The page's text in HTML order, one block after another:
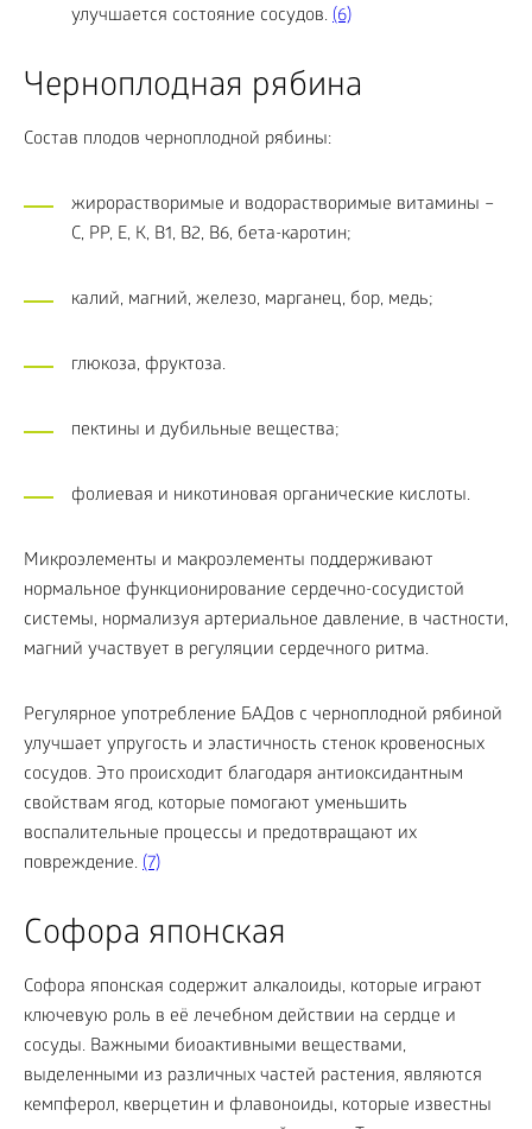
улучшается состояние сосудов. (6)
Черноплодная рябина
Состав плодов черноплодной рябины:
жирорастворимые и водорастворимые витамины –
С, РР, Е, К, В1, В2, В6, бета-каротин;
калий, магний, железо, марганец, бор, медь;
глюкоза, фруктоза.
пектины и дубильные вещества;
фолиевая и никотиновая органические кислоты.
Микроэлементы и макроэлементы поддерживают
нормальное функционирование сердечно-сосудистой
системы, нормализуя артериальное давление, в частности,
магний участвует в регуляции сердечного ритма.
Регулярное употребление БАДов с черноплодной рябиной
улучшает упругость и эластичность стенок кровеносных
сосудов. Это происходит благодаря антиоксидантным
свойствам ягод, которые помогают уменьшить
воспалительные процессы и предотвращают их
повреждение. (7)
Софора японская
Софора японская содержит алкалоиды, которые играют
ключевую роль в её лечебном действии на сердце и
сосуды. Важными биоактивными веществами,
выделенными из различных частей растения, являются
кемпферол, кверцетин и флавоноиды, которые известны